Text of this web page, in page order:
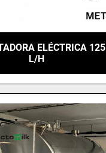
ELÉCTRICA 125
L/H